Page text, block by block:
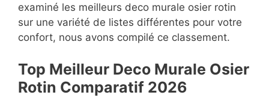
examiné les meilleurs deco murale osier rotin
sur une variété de listes différentes pour votre
confort, nous avons compilé ce classement.
Top Meilleur Deco Murale Osier
Rotin Comparatif 2026